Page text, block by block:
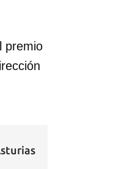
premio